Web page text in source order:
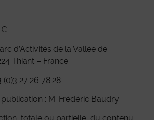
€
d’Activités de la Vallée de
Thiant – France.
(0)3 27 26 78 28
: M. Frédéric Baudry